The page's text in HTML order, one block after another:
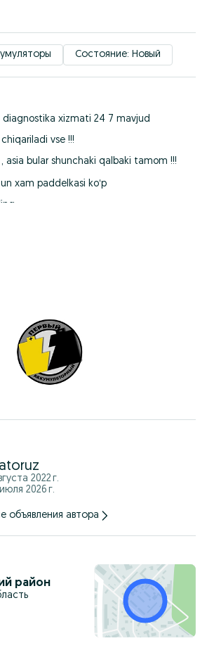
Состояние: Новый
diagnostika xizmati 24 7 mavjud
vse !!!
asia bular shunchaki qalbaki tamom !!!
xam paddelkasi koʻp
tomon pastida Made in Korea yozivi
xisoplanadi
2022 г.
2026 г.
объявления автора
район